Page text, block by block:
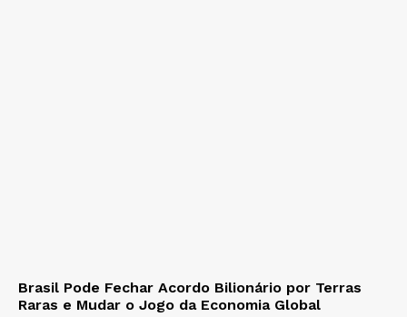
Brasil Pode Fechar Acordo Bilionário por Terras
Raras e Mudar o Jogo da Economia Global